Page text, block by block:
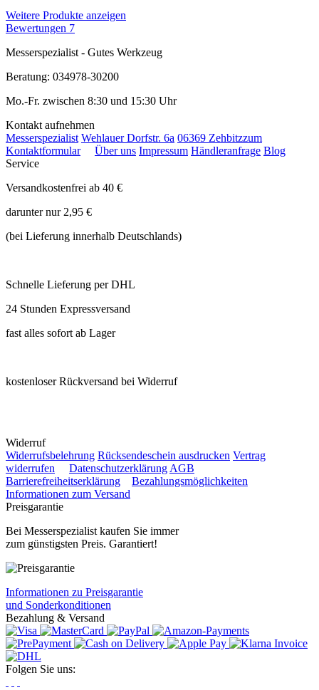
Weitere Produkte anzeigen
Bewertungen 7
Messerspezialist - Gutes Werkzeug
Beratung: 034978-30200
Mo.-Fr. zwischen 8:30 und 15:30 Uhr
Kontakt aufnehmen
Messerspezialist Wehlauer Dorfstr. 6a 06369 Zehbitzzum
Kontaktformular
Über uns Impressum Händleranfrage Blog
Service
Versandkostenfrei ab 40 €
darunter nur 2,95 €
(bei Lieferung innerhalb Deutschlands)
Schnelle Lieferung per DHL
24 Stunden Expressversand
fast alles sofort ab Lager
kostenloser Rückversand bei Widerruf
Widerruf
Widerrufsbelehrung Rücksendeschein ausdrucken Vertrag
widerrufen
Datenschutzerklärung AGB
Barrierefreiheitserklärung
Bezahlungsmöglichkeiten
Informationen zum Versand
Preisgarantie
Bei Messerspezialist kaufen Sie immer
zum günstigsten Preis. Garantiert!
Informationen zu Preisgarantie
und Sonderkonditionen
Bezahlung & Versand
Folgen Sie uns: